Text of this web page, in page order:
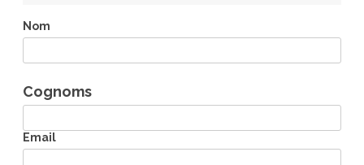
h
Nom
Cognoms
Email